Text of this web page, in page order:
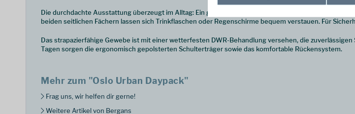
Die durchdachte Ausstattung überzeugt im Alltag: Ein gepolstertes Laptopfach ist über einen
beiden seitlichen Fächern lassen sich Trinkflaschen oder Regenschirme bequem verstauen. Für
Das strapazierfähige Gewebe ist mit einer wetterfesten DWR-Behandlung versehen, die
Tagen sorgen die ergonomisch gepolsterten Schulterträger sowie das komfortable Rückensystem.
Mehr zum "Oslo Urban Daypack"
Frag uns, wir helfen dir gerne!
Weitere Artikel von Bergans